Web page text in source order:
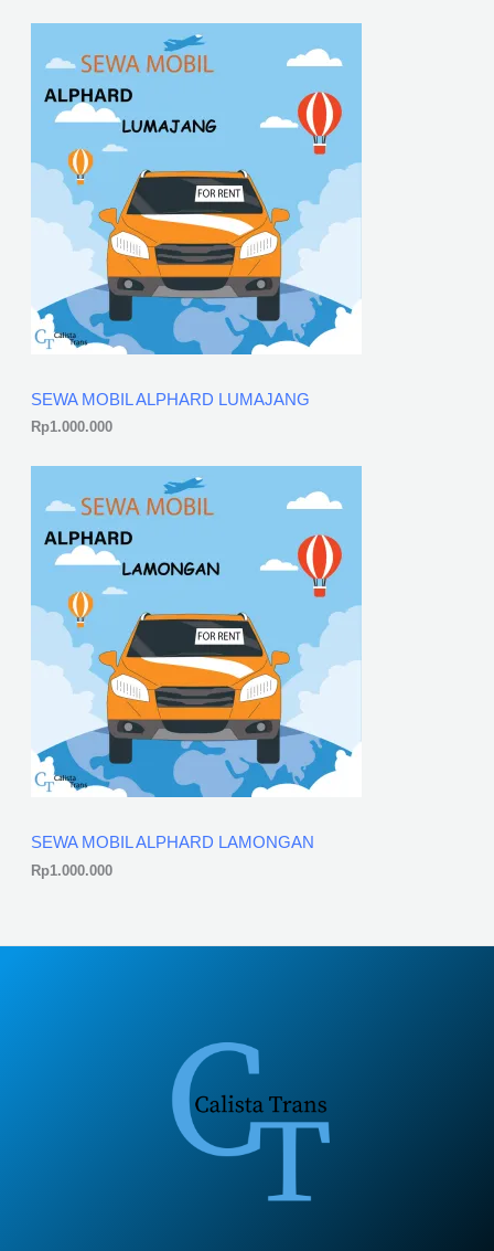
SEWA MOBIL ALPHARD LUMAJANG
Rp1.000.000
SEWA MOBIL ALPHARD LAMONGAN
Rp1.000.000